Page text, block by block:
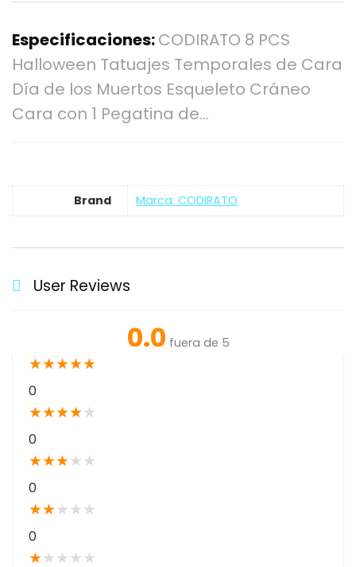
Especificaciones:CODIRATO 8 PCS
Halloween Tatuajes Temporales de Cara
Día de los Muertos Esqueleto Cráneo
Cara con 1 Pegatina de…
Brand Marca: CODIRATO
User Reviews
0.0 fuera de 5
★★★★★
0
★★★★★
0
★★★★ ★
0
★★★ ★ ★
0
★★ ★ ★ ★